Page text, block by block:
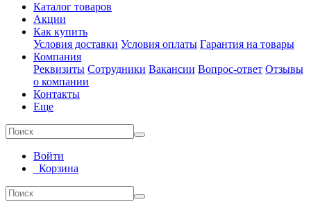
Каталог товаров
Акции
Как купить
Условия доставки Условия оплаты Гарантия на товары
Компания
Реквизиты Сотрудники Вакансии Вопрос-ответ Отзывы
о компании
Контакты
Еще
Войти
Корзина